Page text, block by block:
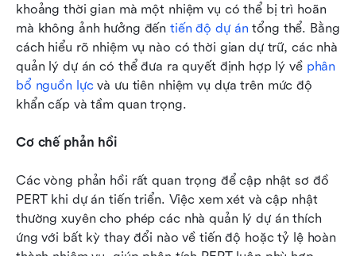
khoảng thời gian mà một nhiệm vụ có thể bị trì hoãn
mà không ảnh hưởng đến tiến độ dự án tổng thể. Bằng
cách hiểu rõ nhiệm vụ nào có thời gian dự trữ, các nhà
quản lý dự án có thể đưa ra quyết định hợp lý về phân
bổ nguồn lực và ưu tiên nhiệm vụ dựa trên mức độ
khẩn cấp và tầm quan trọng.
Cơ chế phản hồi
Các vòng phản hồi rất quan trọng để cập nhật sơ đồ
PERT khi dự án tiến triển. Việc xem xét và cập nhật
thường xuyên cho phép các nhà quản lý dự án thích
ứng với bất kỳ thay đổi nào về tiến độ hoặc tỷ lệ hoàn